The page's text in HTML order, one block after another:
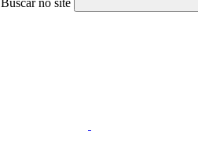
Buscar no site